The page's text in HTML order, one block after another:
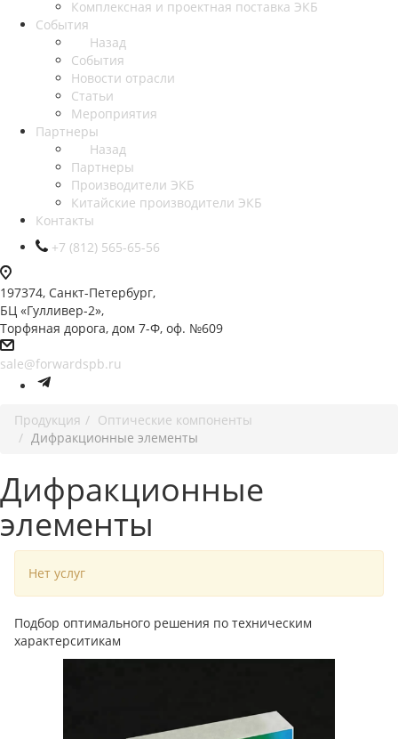
Комплексная и проектная поставка ЭКБ
События
Назад
События
Новости отрасли
Статьи
Мероприятия
Партнеры
Назад
Партнеры
Производители ЭКБ
Китайские производители ЭКБ
Контакты
+7 (812) 565-65-56
197374, Санкт-Петербург,
БЦ «Гулливер-2»,
Торфяная дорога, дом 7-Ф, оф. №609
sale@forwardspb.ru
Продукция
Оптические компоненты
Дифракционные элементы
Дифракционные
элементы
Нет услуг
Подбор оптимального решения по техническим
характерситикам